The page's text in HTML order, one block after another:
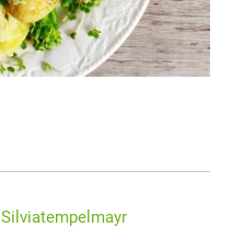
Silviatempelmayr